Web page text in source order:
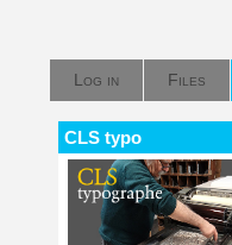
Log in Files
CLS typo